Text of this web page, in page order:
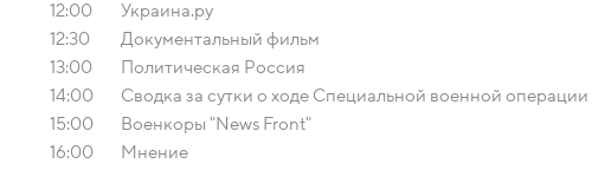
12:00
Украина.ру
12:30
Документальный фильм
13:00
Политическая Россия
14:00
Сводка за сутки о ходе Специальной военной операции
15:00
Военкоры "News Front"
16:00
Мнение